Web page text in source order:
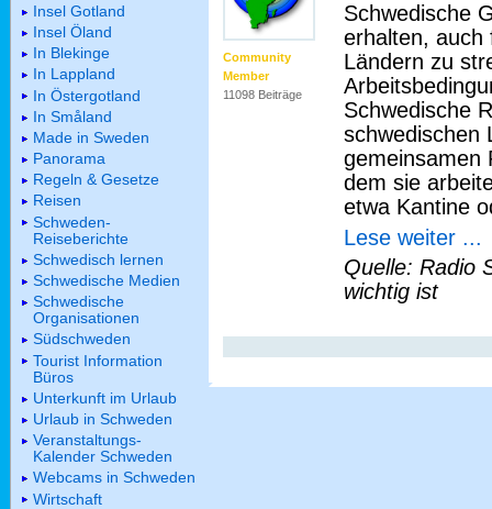
Community
Member
11098 Beiträge
Schwedische
erhalten, auch
Ländern zu
Schwedische
schwedischen
gemeinsamen
dem sie
etwa Kantine
Lese weiter ...
Quelle: Radio
wichtig ist
Insel Gotland
Insel Öland
In Blekinge
In Lappland
In Östergotland
In Småland
Made in Sweden
Panorama
Regeln & Gesetze
Reisen
Schweden-
Reiseberichte
Schwedisch lernen
Schwedische Medien
Schwedische
Organisationen
Südschweden
Tourist Information
Büros
Unterkunft im Urlaub
Urlaub in Schweden
Veranstaltungs-
Kalender Schweden
Webcams in Schweden
Wirtschaft